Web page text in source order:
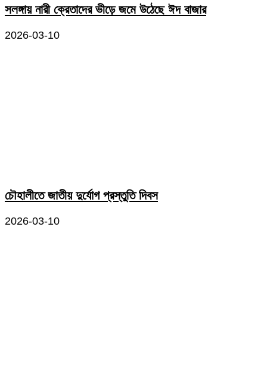
সলঙ্গায় নারী ক্রেতাদের ভীড়ে জমে উঠেছে ঈদ বাজার
2026-03-10
চৌহালীতে জাতীয় দুর্যোগ প্রস্তুতি দিবস
2026-03-10